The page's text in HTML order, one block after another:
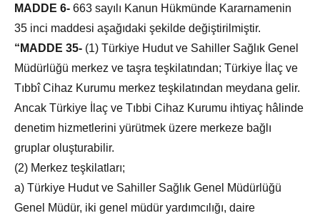
MADDE 6- 663 sayılı Kanun Hükmünde Kararnamenin
35 inci maddesi aşağıdaki şekilde değiştirilmiştir.
“MADDE 35- (1) Türkiye Hudut ve Sahiller Sağlık Genel
Müdürlüğü merkez ve taşra teşkilatından; Türkiye İlaç ve
Tıbbî Cihaz Kurumu merkez teşkilatından meydana gelir.
Ancak Türkiye İlaç ve Tıbbi Cihaz Kurumu ihtiyaç hâlinde
denetim hizmetlerini yürütmek üzere merkeze bağlı
gruplar oluşturabilir.
(2) Merkez teşkilatları;
a) Türkiye Hudut ve Sahiller Sağlık Genel Müdürlüğü
Genel Müdür, iki genel müdür yardımcılığı, daire